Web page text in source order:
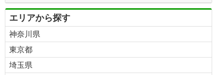
エリアから探す
神奈川県
東京都
埼玉県